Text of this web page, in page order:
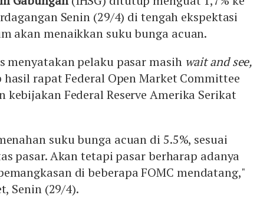
Senin (29/4) di tengah ekspektasi
akan menaikkan suku bunga acuan.
menyatakan pelaku pasar masih wait and see,
rapat Federal Open Market Committee
kebijakan Federal Reserve Amerika Serikat
suku bunga acuan di 5.5%, sesuai
pasar. Akan tetapi pasar berharap adanya
di beberapa FOMC mendatang,"
Senin (29/4).